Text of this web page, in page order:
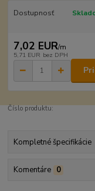
Dostupnosť
7,02 EUR/m
5,71 EUR bez DPH
Číslo produktu:
Kompletné špecifikácie
Komentáre 0